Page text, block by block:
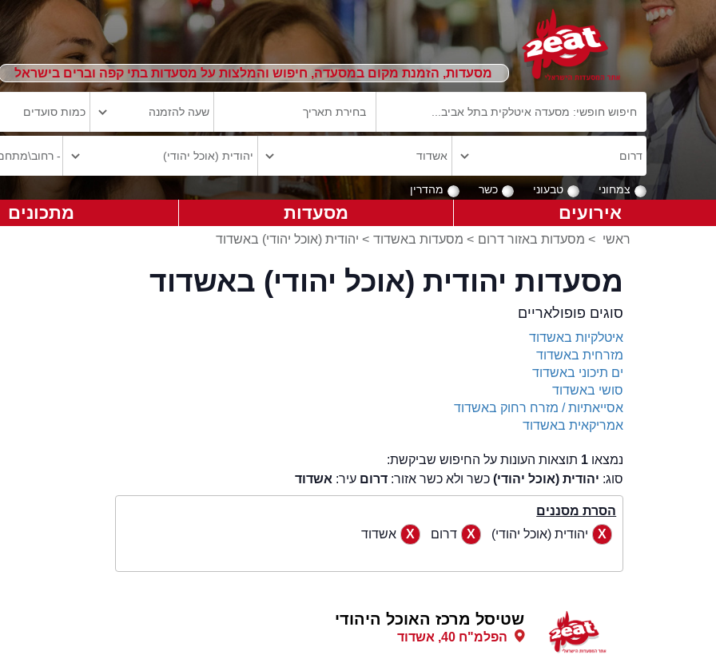
מסעדות, הזמנת מקום במסעדה, חיפוש והמלצות על מסעדות בתי קפה וברים בישראל
צמחוני טבעוני כשר מהדרין
אירועים מסעדות מתכונים
ראשי > מסעדות באזור דרום > מסעדות באשדוד > יהודית (אוכל יהודי) באשדוד
מסעדות יהודית (אוכל יהודי) באשדוד
סוגים פופולאריים
איטלקיות באשדוד
מזרחית באשדוד
ים תיכוני באשדוד
סושי באשדוד
אסייאתיות / מזרח רחוק באשדוד
אמריקאית באשדוד
נמצאו 1 תוצאות העונות על החיפוש שביקשת:
סוג: יהודית (אוכל יהודי)כשר ולא כשר אזור: דרום עיר: אשדוד
הסרת מסננים
יהודית (אוכל יהודי)
דרום אשדוד
שטיסל מרכז האוכל היהודי
הפלמ"ח 40, אשדוד